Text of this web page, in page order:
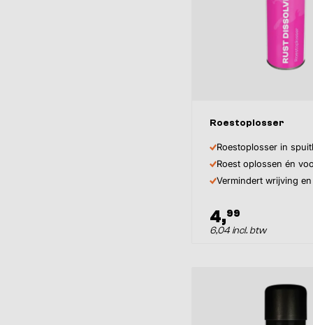
Roestoplosser
Roestoplosser in
Roest oplossen én
Vermindert wrijving
4,99
6,04 incl. btw